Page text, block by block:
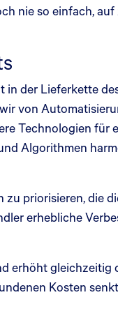
nie so einfach,
der Lieferkette
von
Technologien für
Algorithmen
priorisieren, die
erhebliche
erhöht gleichzeitig
Kosten